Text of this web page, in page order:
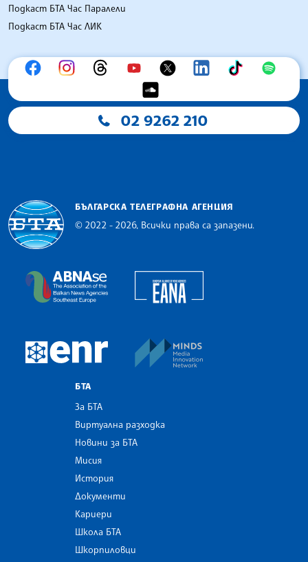
Подкаст БТА Час Паралели
Подкаст БТА Час ЛИК
02 9262 210
БЪЛГАРСКА ТЕЛЕГРАФНА АГЕНЦИЯ
© 2022 - 2026, Всички права са запазени.
The Assocoation of the Balkan News Agencies
European Newsroom
БТА
За БТА
Виртуална разходка
Новини за БТА
Мисия
История
Документи
Кариери
Школа БТА
Шкорпиловци